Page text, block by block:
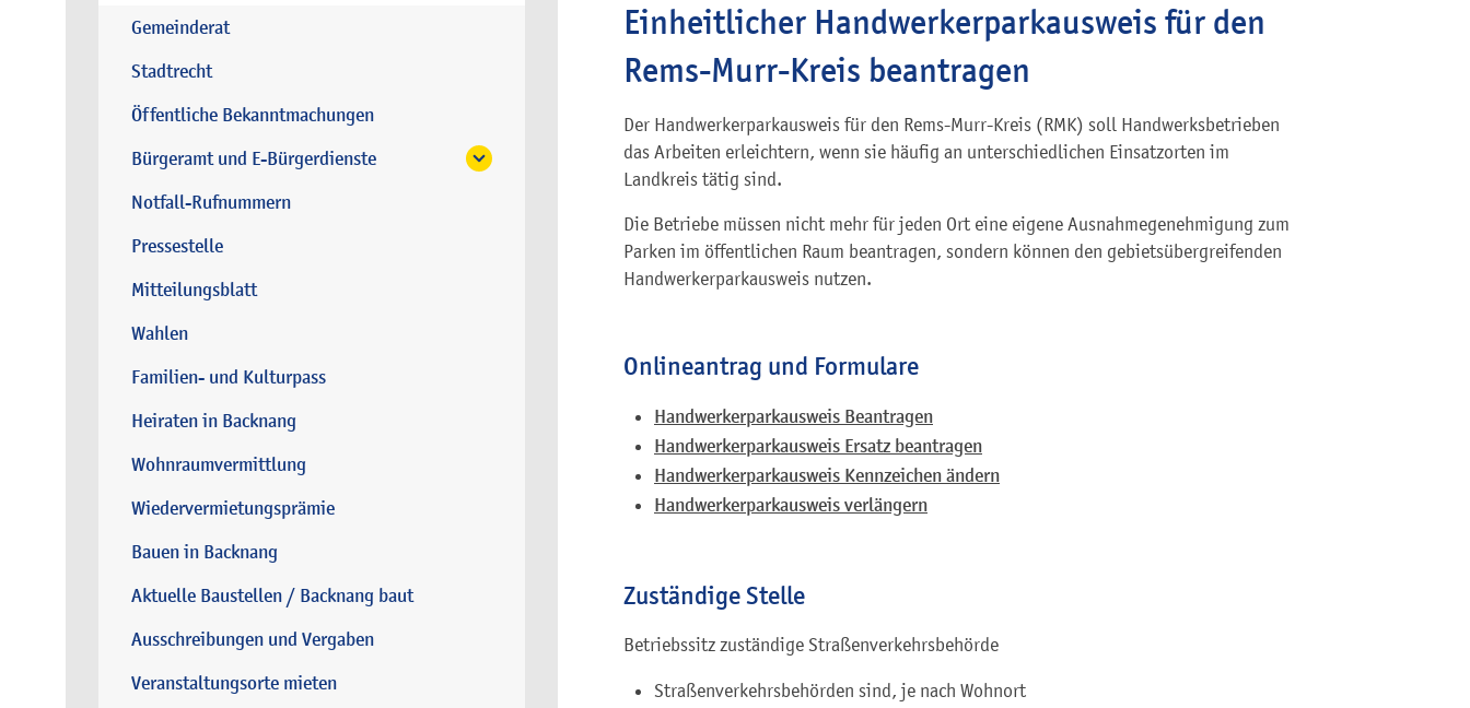
Gemeinderat
Stadtrecht
Öffentliche Bekanntmachungen
Bürgeramt und E-Bürgerdienste
Notfall-Rufnummern
Pressestelle
Mitteilungsblatt
Wahlen
Familien- und Kulturpass
Heiraten in Backnang
Wohnraumvermittlung
Wiedervermietungsprämie
Bauen in Backnang
Aktuelle Baustellen / Backnang baut
Ausschreibungen und Vergaben
Veranstaltungsorte mieten
Einheitlicher Handwerkerparkausweis für den
Rems-Murr-Kreis beantragen
Der Handwerkerparkausweis für den Rems-Murr-Kreis (RMK) soll Handwerksbetrieben
das Arbeiten erleichtern, wenn sie häufig an unterschiedlichen Einsatzorten im
Landkreis tätig sind.
Die Betriebe müssen nicht mehr für jeden Ort eine eigene Ausnahmegenehmigung zum
Parken im öffentlichen Raum beantragen, sondern können den gebietsübergreifenden
Handwerkerparkausweis nutzen.
Onlineantrag und Formulare
Handwerkerparkausweis Beantragen
Handwerkerparkausweis Ersatz beantragen
Handwerkerparkausweis Kennzeichen ändern
Handwerkerparkausweis verlängern
Zuständige Stelle
Betriebssitz zuständige Straßenverkehrsbehörde
Straßenverkehrsbehörden sind, je nach Wohnort